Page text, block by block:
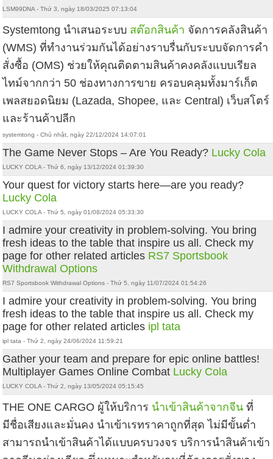
LSM99DNA - Thứ 3, ngày 18/03/2025 07:13:04
Systemtong นำเสนอระบบ สต๊อกสินค้า จัดการคลังสินค้า
(WMS) ที่ทำงานร่วมกันได้อย่างราบรื่นกับระบบจัดการคำ
สั่งซื้อ (OMS) ช่วยให้คุณติดตามสินค้าคงคลังแบบเรียล
ไทม์จากกว่า 50 ช่องทางการขาย ครอบคลุมทั้งมาร์เก็ต
เพลสยอดนิยม (Lazada, Shopee, และ Central) เว็บสโตร์
และร้านค้าปลีก
systemtong - Chủ nhật, ngày 22/12/2024 14:07:01
The Game Never Stops – Are You Ready? Lucky Cola
LUCKY COLA - Thứ 6, ngày 13/12/2024 01:39:30
Your quest for victory starts here—are you ready?
Lucky Cola
LUCKY COLA - Thứ 5, ngày 01/08/2024 05:33:30
I admire your creativity in problem-solving. You bring
fresh ideas to the table that inspire us all. Check my
page for other related articles RS7 Sportsbook
Withdrawal Options
RS7 Sportsbook Withdrawal Options - Thứ 5, ngày 11/07/2024 01:54:26
I admire your creativity in problem-solving. You bring
fresh ideas to the table that inspire us all. Check my
page for other related articles ipl tata
ipl tata - Thứ 2, ngày 24/06/2024 11:59:21
Gather your team and prepare for epic online battles!
Multiplayer Games Online Combat Lucky Cola
LUCKY COLA - Thứ 2, ngày 13/05/2024 05:15:45
THE ONE CARGO ผู้ให้บริการ นำเข้าสินค้าจากจีน ที่
มีชื่อเสียงและมั่นคง นำเข้าเรทราคาถูกที่สุด ไม่มีขั้นต่ำ
สามารถนำเข้าสินค้าได้แบบครบวงจร บริการนำสินค้าเข้า